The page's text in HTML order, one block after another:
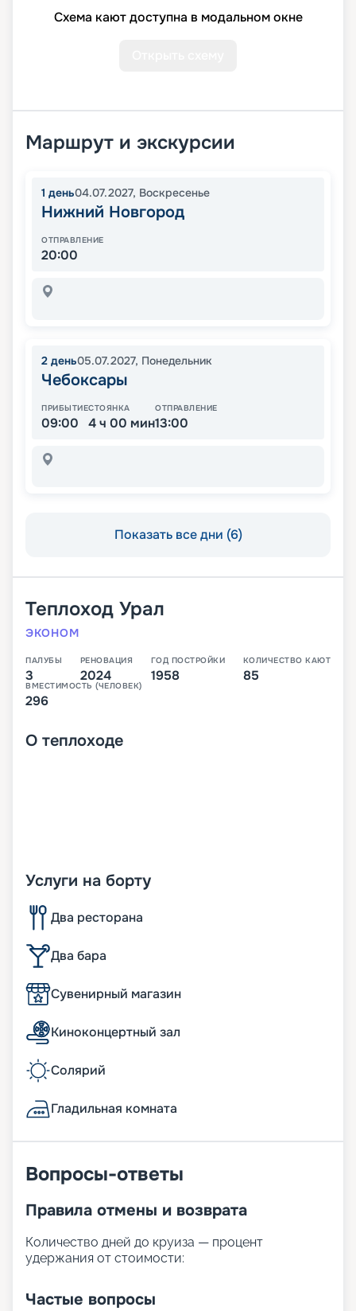
Схема кают доступна в модальном окне
Маршрут и экскурсии
1 день04.07.2027, Воскресенье
Нижний Новгород
ОТПРАВЛЕНИЕ
20:00
2 день05.07.2027, Понедельник
Чебоксары
ПРИБЫТИЕ
09:00
СТОЯНКА
4 ч 00 мин
ОТПРАВЛЕНИЕ
13:00
Показать все дни (6)
Теплоход Урал
ЭКОНОМ
ПАЛУБЫ
3
РЕНОВАЦИЯ
2024
ГОД ПОСТРОЙКИ
1958
КОЛИЧЕСТВО КАЮТ
85
ВМЕСТИМОСТЬ (ЧЕЛОВЕК)
296
О теплоходе
Услуги на борту
Два ресторана
Два бара
Сувенирный магазин
Киноконцертный зал
Солярий
Гладильная комната
Вопросы-ответы
Правила отмены и возврата
Количество дней до круиза — процент
удержания от стоимости:
Частые вопросы